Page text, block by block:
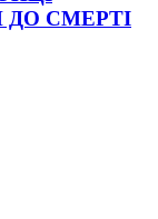
СМЕРТІ